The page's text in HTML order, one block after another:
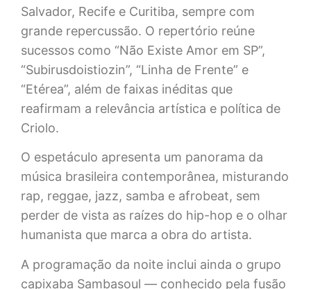
Salvador, Recife e Curitiba, sempre com
grande repercussão. O repertório reúne
sucessos como “Não Existe Amor em SP”,
“Subirusdoistiozin”, “Linha de Frente” e
“Etérea”, além de faixas inéditas que
reafirmam a relevância artística e política de
Criolo.
O espetáculo apresenta um panorama da
música brasileira contemporânea, misturando
rap, reggae, jazz, samba e afrobeat, sem
perder de vista as raízes do hip-hop e o olhar
humanista que marca a obra do artista.
A programação da noite inclui ainda o grupo
capixaba Sambasoul — conhecido pela fusão